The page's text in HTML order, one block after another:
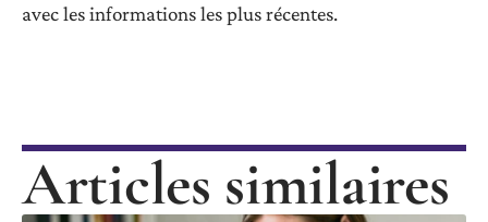
avec les informations les plus récentes.
Articles similaires